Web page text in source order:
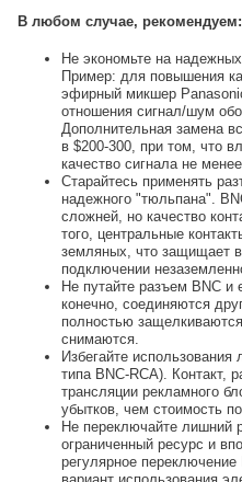
В любом случае, рекомендуем:
Не экономьте на
Пример: для повышения
эфирный микшер
отношения сигнал/шум
Дополнительная замена
в $200-300, при том, что
качество сигнала не
Старайтесь применять
надежного "тюльпана".
сложней, но качество
того, центральные
земляных, что защищает
подключении
Не путайте разъем BNC и
конечно, соединяются
полностью
снимаются.
Избегайте
типа BNC-RCA). Контакт,
трансляции рекламного
убытков, чем стоимость
Не переключайте лишний
ограниченный ресурс и
регулярное